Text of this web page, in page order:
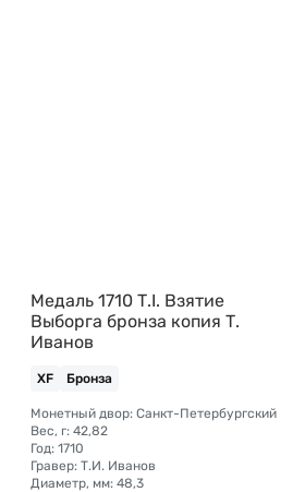
Медаль 1710 Т.I. Взятие
Выборга бронза копия Т.
Иванов
XF Бронза
Монетный двор: Санкт-Петербургский
Вес, г: 42,82
Год: 1710
Гравер: Т.И. Иванов
Диаметр, мм: 48,3